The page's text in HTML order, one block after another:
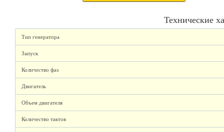
Технические
Тип генератора
Запуск
Количество фаз
Двигатель
Объем двигателя
Количество тактов